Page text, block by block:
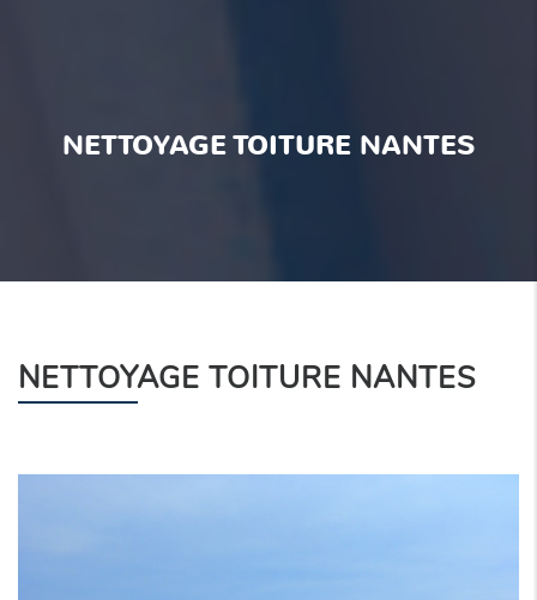
NETTOYAGE TOITURE NANTES
NETTOYAGE TOITURE NANTES